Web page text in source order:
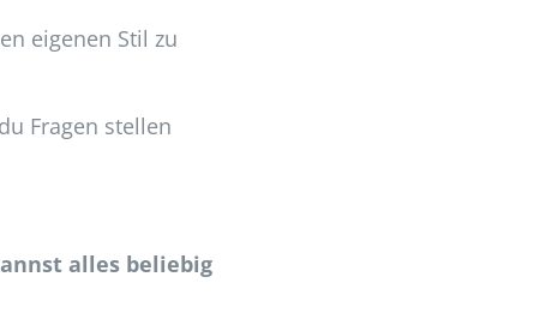
eigenen Stil zu
Fragen stellen
alles beliebig